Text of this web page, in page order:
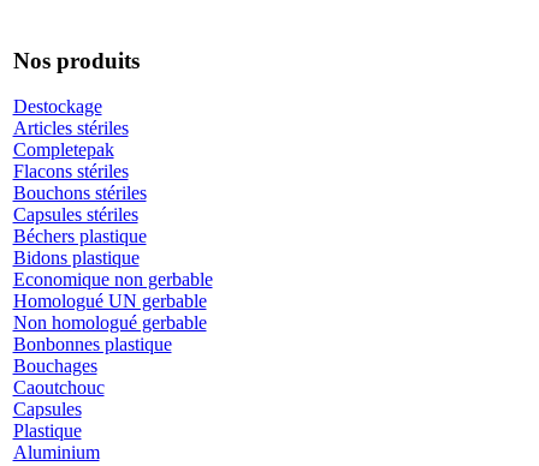
Nos produits
Destockage
Articles stériles
Completepak
Flacons stériles
Bouchons stériles
Capsules stériles
Béchers plastique
Bidons plastique
Economique non gerbable
Homologué UN gerbable
Non homologué gerbable
Bonbonnes plastique
Bouchages
Caoutchouc
Capsules
Plastique
Aluminium